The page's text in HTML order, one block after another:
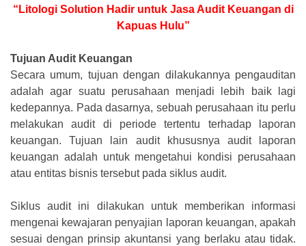
“Litologi Solution Hadir untuk Jasa Audit Keuangan di
Kapuas Hulu”
Tujuan Audit Keuangan
Secara umum, tujuan dengan dilakukannya pengauditan
adalah agar suatu perusahaan menjadi lebih baik lagi
kedepannya. Pada dasarnya, sebuah perusahaan itu perlu
melakukan audit di periode tertentu terhadap laporan
keuangan. Tujuan lain audit khususnya audit laporan
keuangan adalah untuk mengetahui kondisi perusahaan
atau entitas bisnis tersebut pada siklus audit.
Siklus audit ini dilakukan untuk memberikan informasi
mengenai kewajaran penyajian laporan keuangan, apakah
sesuai dengan prinsip akuntansi yang berlaku atau tidak.